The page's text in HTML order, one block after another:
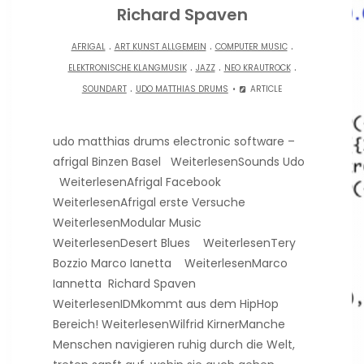
Richard Spaven
AFRIGAL. ART KUNST ALLGEMEIN . COMPUTER MUSIC.
ELEKTRONISCHE KLANGMUSIK. JAZZ. NEO KRAUTROCK.
SOUNDART. UDO MATTHIAS DRUMS ARTICLE
udo matthias drums electronic software –
afrigal Binzen Basel WeiterlesenSounds Udo
WeiterlesenAfrigal Facebook
WeiterlesenAfrigal erste Versuche
WeiterlesenModular Music
WeiterlesenDesert Blues WeiterlesenTery
Bozzio Marco Ianetta WeiterlesenMarco
Iannetta Richard Spaven
WeiterlesenIDMkommt aus dem HipHop
Bereich! WeiterlesenWilfrid KirnerManche
Menschen navigieren ruhig durch die Welt,